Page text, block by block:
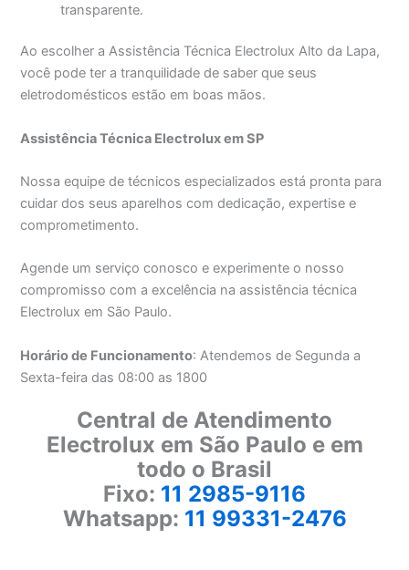
transparente.
Ao escolher a Assistência Técnica Electrolux Alto da Lapa,
você pode ter a tranquilidade de saber que seus
eletrodomésticos estão em boas mãos.
Assistência Técnica Electrolux em SP
Nossa equipe de técnicos especializados está pronta para
cuidar dos seus aparelhos com dedicação, expertise e
comprometimento.
Agende um serviço conosco e experimente o nosso
compromisso com a excelência na assistência técnica
Electrolux em São Paulo.
Horário de Funcionamento: Atendemos de Segunda a
Sexta-feira das 08:00 as 1800
Central de Atendimento
Electrolux em São Paulo e em
todo o Brasil
Fixo: 11 2985-9116
Whatsapp: 11 99331-2476